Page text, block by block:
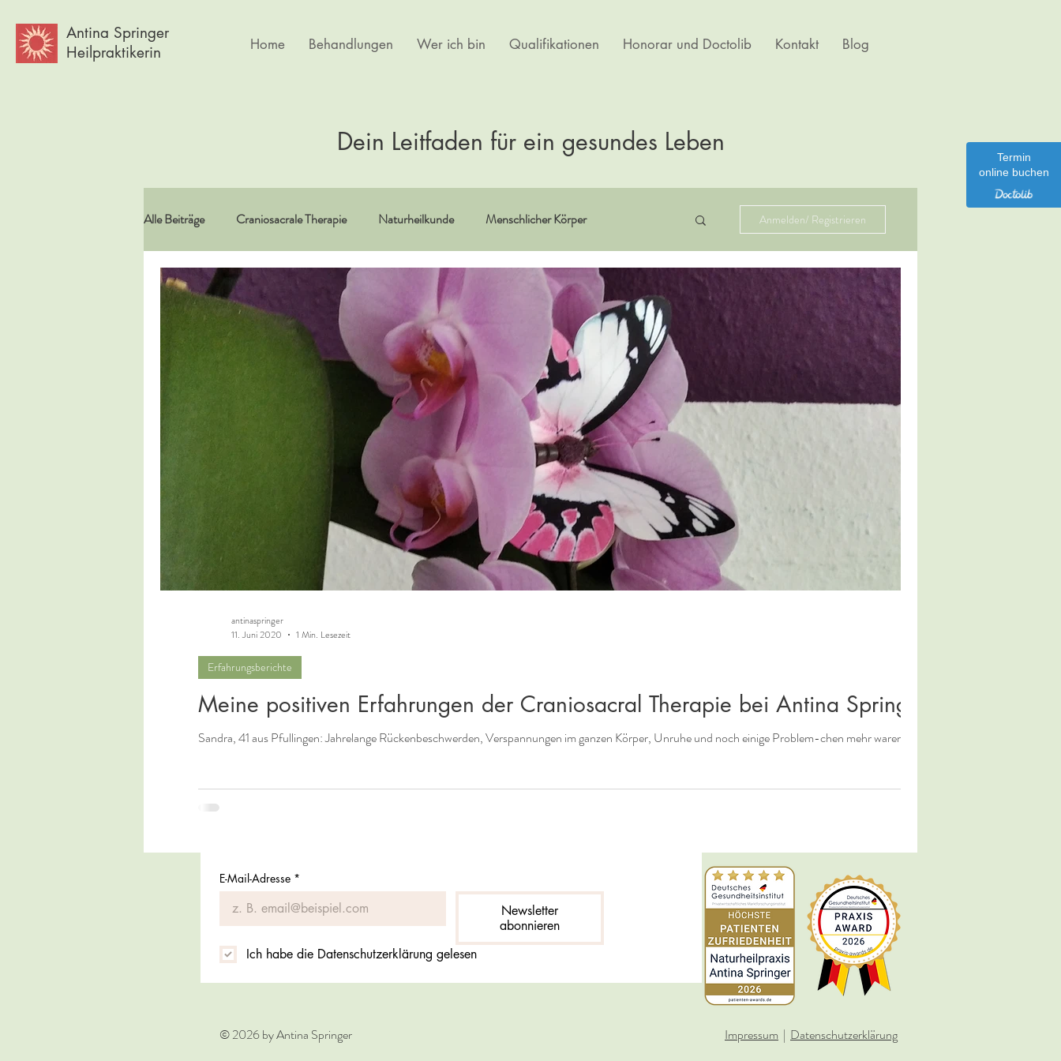
Termin
online buchen
Antina Springer
Heilpraktikerin
Home Behandlungen Wer ich bin Qualifikationen Honorar und Doctolib Kontakt Blog
Dein Leitfaden für ein gesundes Leben
Alle Beiträge Craniosacrale Therapie Naturheilkunde Menschlicher Körper
Vitamine/Spurenelemente Spiritualität Erfahrungsberichte Buchempfehlungen
Psychlogie Körpertherapie Kultur
Anmelden/ Registrieren
Meine positiven Erfahrungen der Craniosacral Therapie bei Antina Springer
Sandra, 41 aus Pfullingen: Jahrelange Rückenbeschwerden, Verspannungen im ganzen Körper, Unruhe und noch einige Problem-chen mehr waren...
Erfahrungsberichte
antinaspringer
11. Juni 2020
1 Min. Lesezeit
E-Mail-Adresse *
Newsletter
abonnieren
Ich habe die Datenschutzerklärung gelesen
© 2026 by Antina Springer Impressum | Datenschutzerklärung